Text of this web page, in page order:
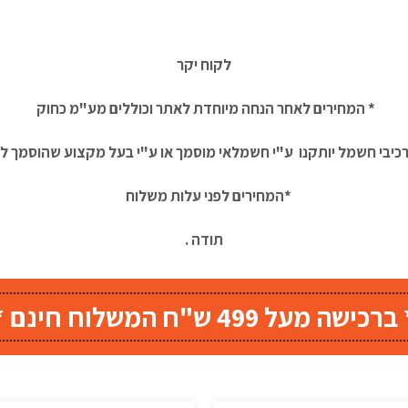
לקוח יקר
* המחירים לאחר הנחה מיוחדת לאתר וכוללים מע"מ כחוק
חשמל יותקנו ע"י חשמלאי מוסמך או ע"י בעל מקצוע שהוסמך
*המחירים לפני עלות משלוח
תודה .
מעל 499 ש"ח המשלוח חינם **